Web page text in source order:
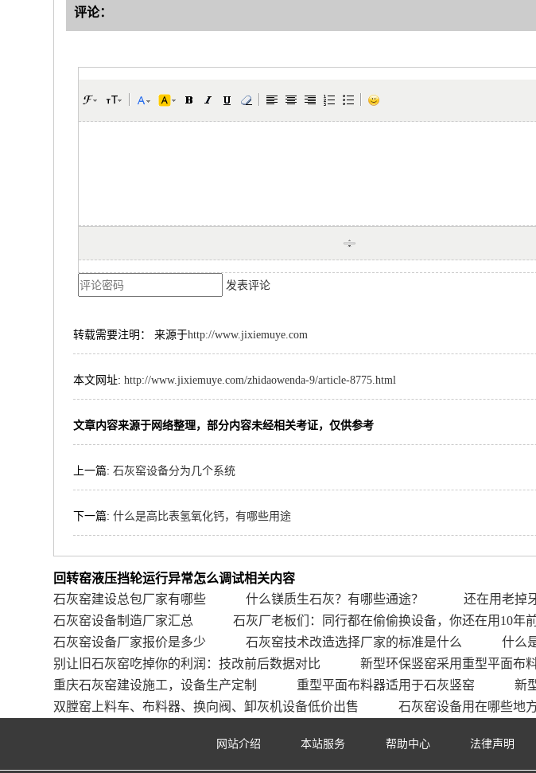
评论：
发表评论
转载需要注明： 来源于http://www.jixiemuye.com
本文网址:http://www.jixiemuye.com/zhidaowenda-9/article-8775.html
文章内容来源于网络整理，部分内容未经相关考证，仅供参考
上一篇:石灰窑设备分为几个系统
下一篇:什么是高比表氢氧化钙，有哪些用途
回转窑液压挡轮运行异常怎么调试相关内容
石灰窑建设总包厂家有哪些
什么镁质生石灰？有哪些通途？ 还在用老掉
石灰窑设备制造厂家汇总
石灰厂老板们：同行都在偷偷换设备，你还在用10年前
石灰窑设备厂家报价是多少
石灰窑技术改造选择厂家的标准是什么 什么
别让旧石灰窑吃掉你的利润：技改前后数据对比
新型环保竖窑采用重型平面布
重庆石灰窑建设施工，设备生产定制
重型平面布料器适用于石灰竖窑
新
双膛窑上料车、布料器、换向阀、卸灰机设备低价出售
石灰窑设备用在哪些地
网站介绍 本站服务 帮助中心 法律声明